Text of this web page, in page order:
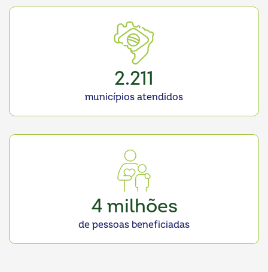
2.211
municípios atendidos
4 milhões
de pessoas beneficiadas